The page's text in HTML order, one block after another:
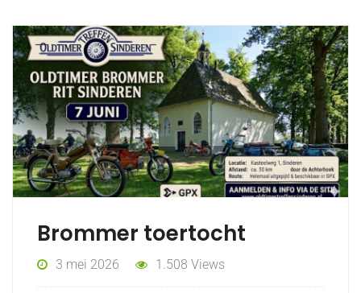
Brommer toertocht
3 mei 2026 1.508 Views